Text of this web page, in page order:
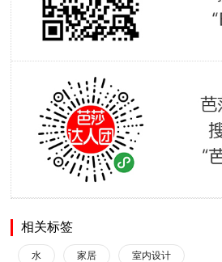
相关标签
水 家居 室内设计